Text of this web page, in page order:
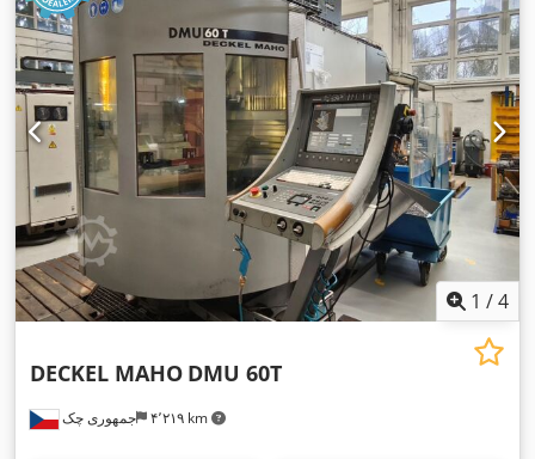
میلی‌متر, طول میز:۱٬۵۰۰ میلی‌متر , ظرفیت بار میز: ۵۵۰ کیلوگرم
,
قطر میز چرخان:۸۰۰ میلی‌متر , توان موتور اسپیندل: ۲۰٬۰۰۰ وات ,
1 /4
جمهوری چک ۴٬۲۱۹ km
DECKEL MAHO DMU 60T